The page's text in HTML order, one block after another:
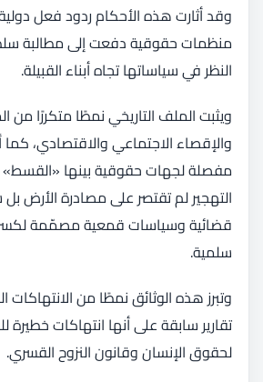
وقد أثارت هذه الأحكام ردود فعل
منظمات حقوقية دفعت إلى مطالبة
النظر في سياساتها تجاه أبناء القبيلة.
ويثبت الملف التاريخي نمطًا متكررًا من
والإقصاء الاجتماعي والاقتصادي، كما
مفصلة لجهات حقوقية بينها
التهجير لم تقتصر على مصادرة الأرض
قضائية وسياسات قمعية مصمّمة
سلمية.
وتبرز هذه الوثائق نمطًا من
تقارير سابقة على أنها انتهاكات خطيرة
لحقوق الإنسان وقانون النزوح القسري.